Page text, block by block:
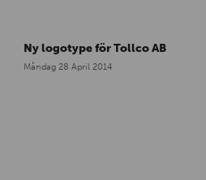
Ny logotype för Tollco AB
Måndag 28 April 2014